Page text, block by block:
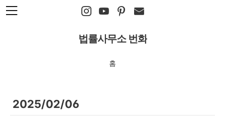
본문 바로가기
법률사무소 번화
홈
2025/02/06